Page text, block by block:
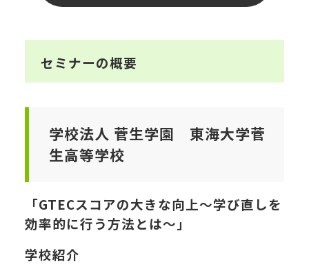
セミナーの概要
学校法人 菅生学園 東海大学菅
生高等学校
「GTECスコアの大きな向上～学び直しを
効率的に行う方法とは～」
学校紹介